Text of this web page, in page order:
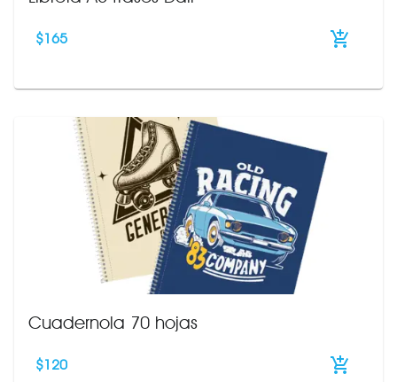
$165
Cuadernola 70 hojas
$120